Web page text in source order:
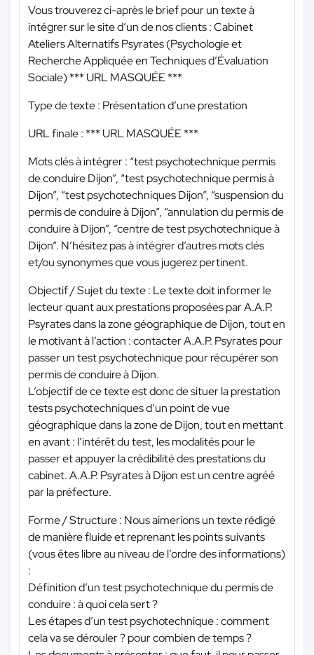
Vous trouverez ci-après le brief pour un texte à
intégrer sur le site d’un de nos clients : Cabinet
Ateliers Alternatifs Psyrates (Psychologie et
Recherche Appliquée en Techniques d’Évaluation
Sociale)*** URL MASQUÉE ***
Type de texte : Présentation d’une prestation
URL finale : *** URL MASQUÉE ***
Mots clés à intégrer : “test psychotechnique permis
de conduire Dijon”, “test psychotechnique permis à
Dijon”, “test psychotechniques Dijon”, “suspension du
permis de conduire à Dijon”, “annulation du permis de
conduire à Dijon”, “centre de test psychotechnique à
Dijon”. N’hésitez pas à intégrer d’autres mots clés
et/ou synonymes que vous jugerez pertinent.
Objectif / Sujet du texte : Le texte doit informer le
lecteur quant aux prestations proposées par A.A.P.
Psyrates dans la zone géographique de Dijon, tout en
le motivant à l’action : contacter A.A.P. Psyrates pour
passer un test psychotechnique pour récupérer son
permis de conduire à Dijon.
L’objectif de ce texte est donc de situer la prestation
tests psychotechniques d’un point de vue
géographique dans la zone de Dijon, tout en mettant
en avant : l’intérêt du test, les modalités pour le
passer et appuyer la crédibilité des prestations du
cabinet. A.A.P. Psyrates à Dijon est un centre agréé
par la préfecture.
Forme / Structure : Nous aimerions un texte rédigé
de manière fluide et reprenant les points suivants
(vous êtes libre au niveau de l’ordre des informations)
:
Définition d’un test psychotechnique du permis de
conduire : à quoi cela sert ?
Les étapes d’un test psychotechnique : comment
cela va se dérouler ? pour combien de temps ?